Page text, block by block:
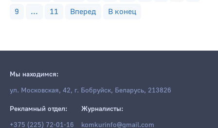
9
... 11 Вперед В конец
Мы находимся:
ул. Московская, 42, г. Бобруйск, Беларусь, 213826
Рекламный отдел:
+375 (225) 72-01-16
Журналисты:
komkurinfo@gmail.com